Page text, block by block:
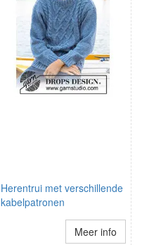
Herentrui met verschillende
kabelpatronen
Meer info